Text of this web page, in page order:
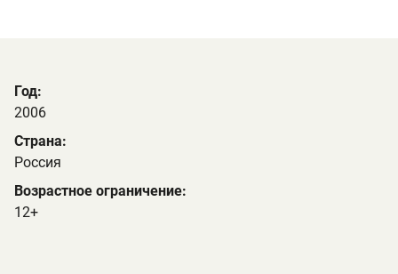
Год:
2006
Страна:
Россия
Возрастное ограничение:
12+